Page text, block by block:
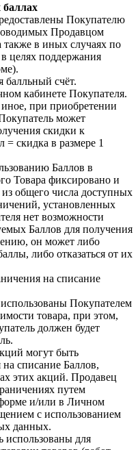
Покупателю
Продавцом
также в иных случаях по
целях поддержания
балльный счёт.
кабинете Покупателя.
при приобретении
может
скидки к
= скидка в размере 1
Баллов в
Товара фиксировано и
из общего числа доступных
установленных
нет возможности
Баллов для получения
он может либо
либо отказаться от их
на списание
Покупателем
товара, при этом,
должен будет
могут быть
списание Баллов,
этих акций. Продавец
путем
и/или в Личном
с использованием
данных.
использованы для